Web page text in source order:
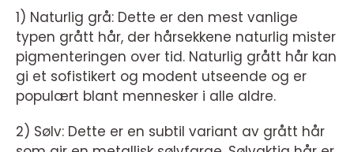
1) Naturlig grå: Dette er den mest vanlige
typen grått hår, der hårsekkene naturlig mister
pigmenteringen over tid. Naturlig grått hår kan
gi et sofistikert og modent utseende og er
populært blant mennesker i alle aldre.
2) Sølv: Dette er en subtil variant av grått hår